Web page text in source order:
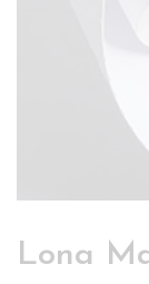
Lona